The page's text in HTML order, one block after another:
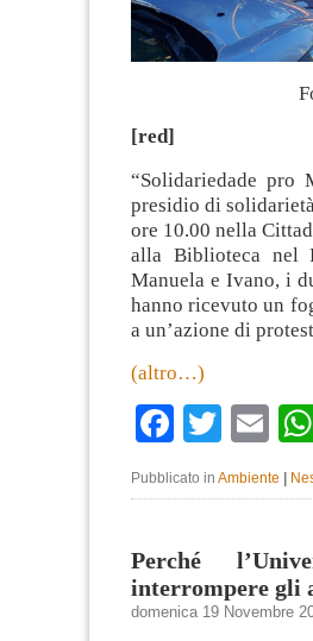
[red]
“Solidariedade
presidio di
ore 10.00 nella
alla Biblioteca nel
Manuela e Ivano, i
hanno ricevuto un
a un’azione di
(altro…)
Facebook
Twitter
Pubblicato in Ambiente
Perché
interrompere gli
domenica 19 Novembre